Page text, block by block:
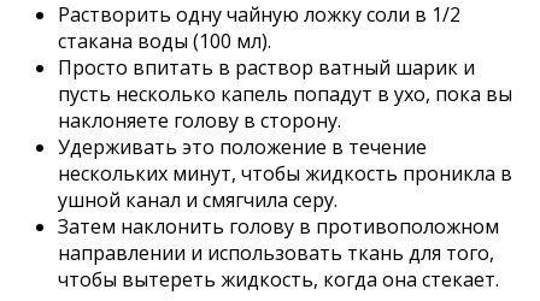
Растворить одну чайную ложку соли в 1/2
стакана воды (100 мл).
Просто впитать в раствор ватный шарик и
пусть несколько капель попадут в ухо, пока вы
наклоняете голову в сторону.
Удерживать это положение в течение
нескольких минут, чтобы жидкость проникла в
ушной канал и смягчила серу.
Затем наклонить голову в противоположном
направлении и использовать ткань для того,
чтобы вытереть жидкость, когда она стекает.